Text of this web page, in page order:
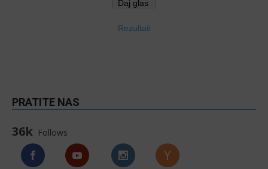
Rezultati
PRATITE NAS
36k Follows